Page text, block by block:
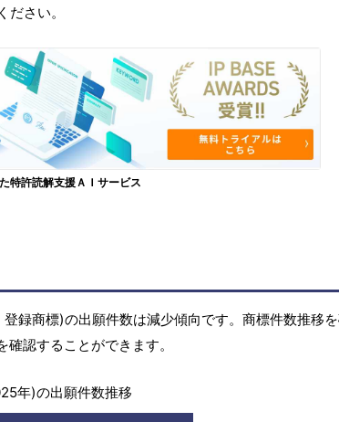
さい。
特許読解支援ＡＩサービス
録商標)の出願件数は減少傾向です。商標件数推移
認することができます。
年)の出願件数推移